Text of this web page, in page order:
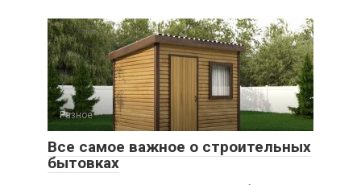
Разное
Все самое важное о строительных
бытовках